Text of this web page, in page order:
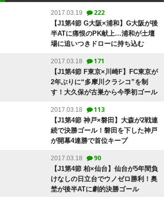
2017.03.19 222
【J1第4節 G大阪×浦和】G大阪が後
半ATに痛恨のPK献上…浦和が土壇
場に追いつきドローに持ち込む
2017.03.18 171
【J1第4節 F東京×川崎F】FC東京が
2年ぶりに“多摩川クラシコ”を制
す！大久保が古巣から今季初ゴール
2017.03.18 113
【J1第4節 神戸×磐田】大森が2戦連
続で決勝ゴール！磐田を下した神戸
が開幕4連勝で首位キープ
2017.03.18 90
【J1第4節 柏×仙台】仙台が5年間負
けなしの日立台でウノゼロ勝利！奥
埜が後半ATに劇的決勝ゴール